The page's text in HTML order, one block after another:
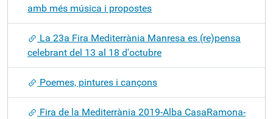
amb més música i propostes
La 23a Fira Mediterrània Manresa es (re)pensa
celebrant del 13 al 18 d'octubre
Poemes, pintures i cançons
Fira de la Mediterrània 2019-Alba CasaRamona-